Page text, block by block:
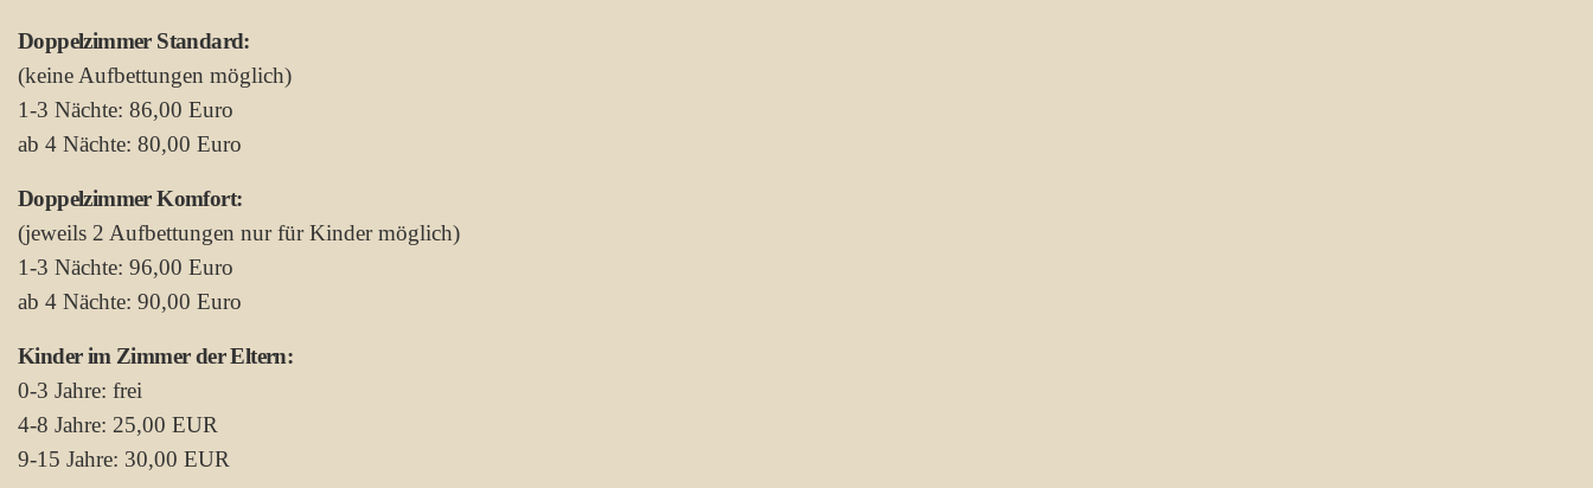
Doppelzimmer Standard:
(keine Aufbettungen möglich)
1-3 Nächte: 86,00 Euro
ab 4 Nächte: 80,00 Euro
Doppelzimmer Komfort:
(jeweils 2 Aufbettungen nur für Kinder möglich)
1-3 Nächte: 96,00 Euro
ab 4 Nächte: 90,00 Euro
Kinder im Zimmer der Eltern:
0-3 Jahre: frei
4-8 Jahre: 25,00 EUR
9-15 Jahre: 30,00 EUR